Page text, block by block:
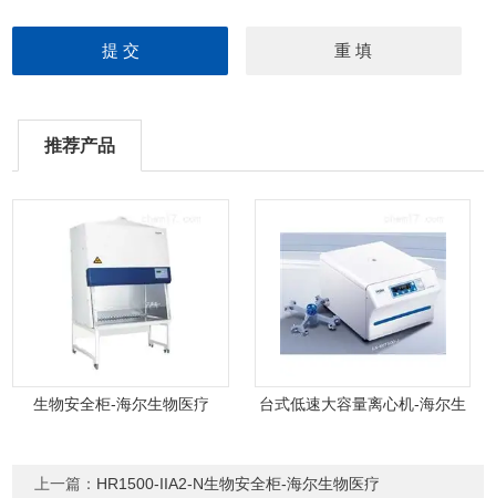
推荐产品
生物安全柜-海尔生物医疗
台式低速大容量离心机-海尔生
上一篇： HR1500-IIA2-N生物安全柜-海尔生物医疗